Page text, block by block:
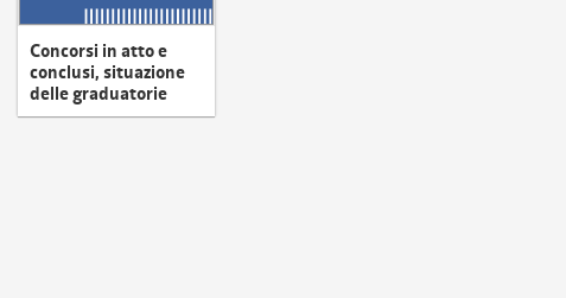
Concorsi in atto e
conclusi, situazione
delle graduatorie